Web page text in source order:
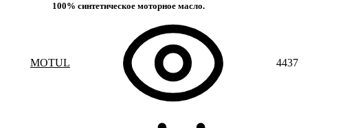
100% синтетическое моторное масло.
MOTUL 4437